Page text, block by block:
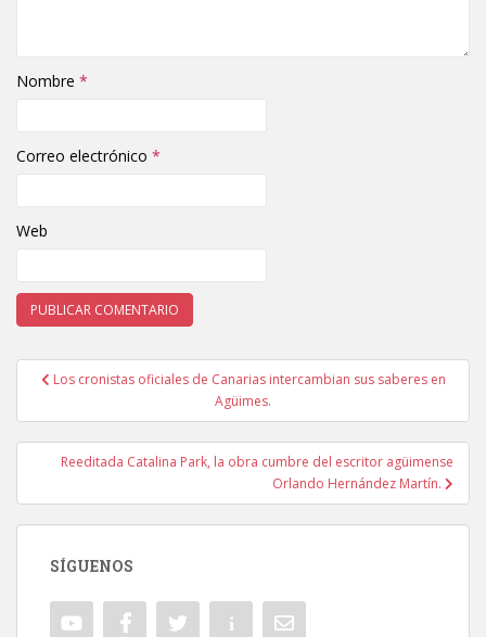
Nombre *
Correo electrónico *
Web
Navegación de entradas
Los cronistas oficiales de Canarias intercambian sus saberes en
Agüimes.
Reeditada Catalina Park, la obra cumbre del escritor agüimense
Orlando Hernández Martín.
SÍGUENOS